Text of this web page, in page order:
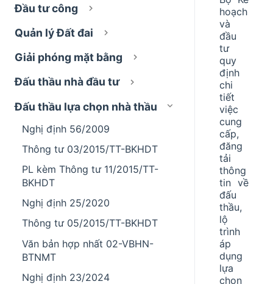
Đầu tư công
Quản lý Đất đai
Giải phóng mặt bằng
Đấu thầu nhà đầu tư
Đấu thầu lựa chọn nhà thầu
Nghị định 56/2009
Thông tư 03/2015/TT-BKHDT
PL kèm Thông tư 11/2015/TT-
BKHDT
Nghị định 25/2020
Thông tư 05/2015/TT-BKHDT
Văn bản hợp nhất 02-VBHN-
BTNMT
Nghị định 23/2024
hoạch
và
đầu
tư
quy
định
chi
tiết
việc
cung
cấp,
đăng
tải
thông
tin về
đấu
thầu,
lộ
trình
áp
dụng
lựa
chọn